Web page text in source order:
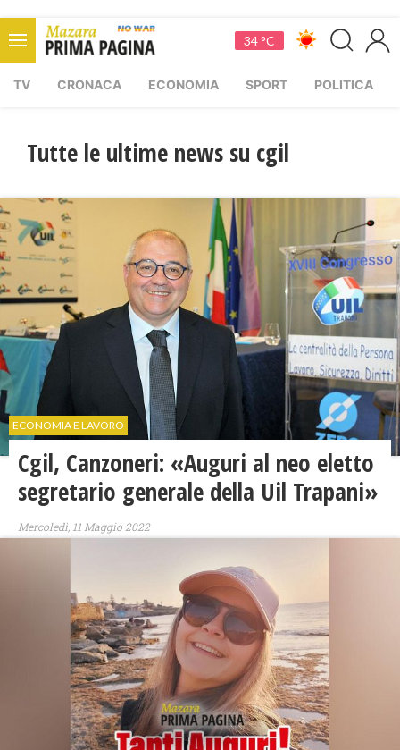
34 °C
TV CRONACA ECONOMIA SPORT POLITICA
Tutte le ultime news su cgil
ECONOMIA E LAVORO
Cgil, Canzoneri: «Auguri al neo eletto
segretario generale della Uil Trapani»
Mercoledì, 11 Maggio 2022